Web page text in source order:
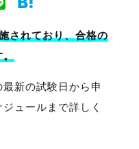
されており、合格の
。
新の試験日から申
ュールまで詳しく